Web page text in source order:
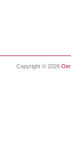
Copyright © 2026